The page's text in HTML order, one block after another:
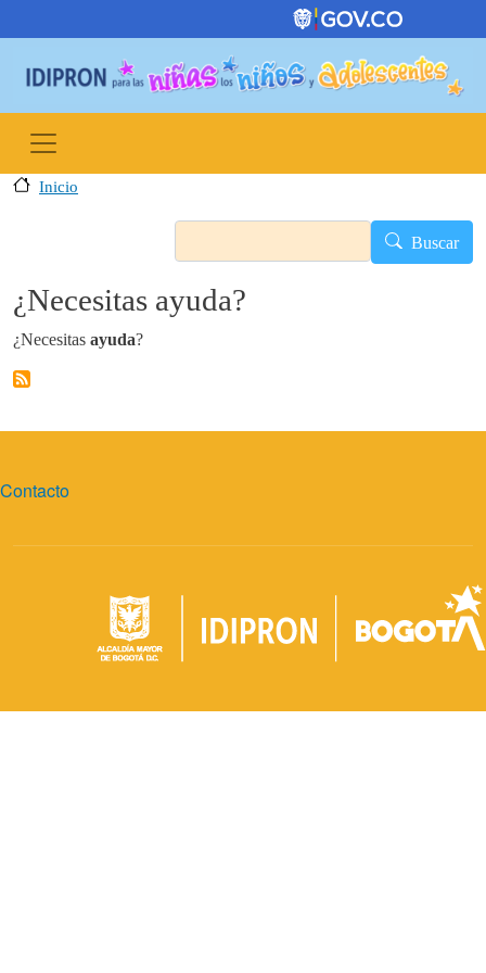
Pasar al contenido principal
Inicio
Buscar
Buscar
¿Necesitas ayuda?
¿Necesitas ayuda?
Contacto